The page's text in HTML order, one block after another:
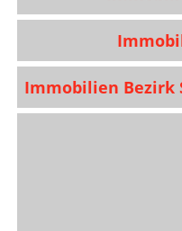
Immobilien Bezirk